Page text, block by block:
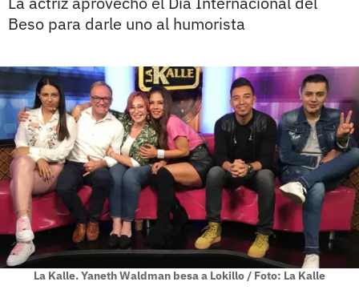
Beso para darle uno al humorista
La Kalle. Yaneth Waldman besa a Lokillo / Foto: La Kalle